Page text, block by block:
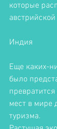
которые
Индия
Еще каких-
было
мест в мире
туризма.